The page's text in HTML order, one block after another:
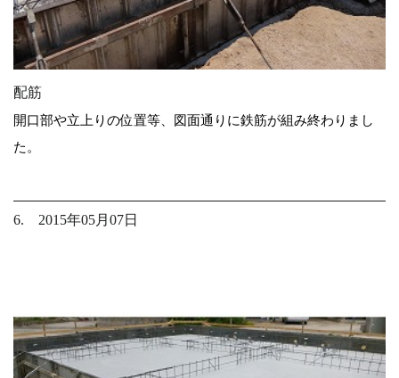
配筋
開口部や立上りの位置等、図面通りに鉄筋が組み終わりまし
た。
6. 2015年05月07日